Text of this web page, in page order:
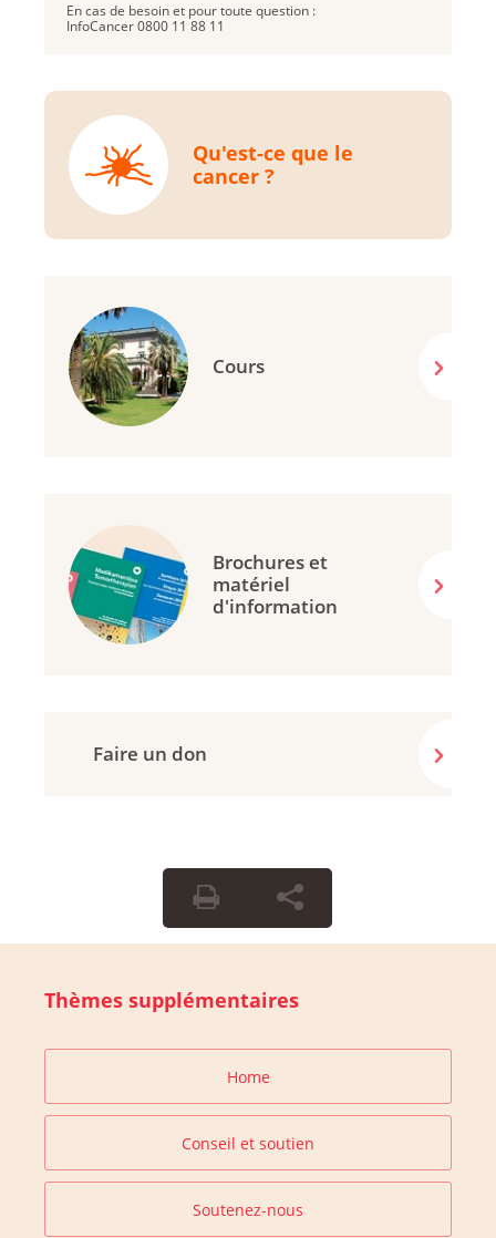
En cas de besoin et pour toute question :
InfoCancer 0800 11 88 11
Qu'est-ce que le
cancer ?
Cours
Brochures et
matériel
d'information
Faire un don
Thèmes supplémentaires
Home
Conseil et soutien
Soutenez-nous